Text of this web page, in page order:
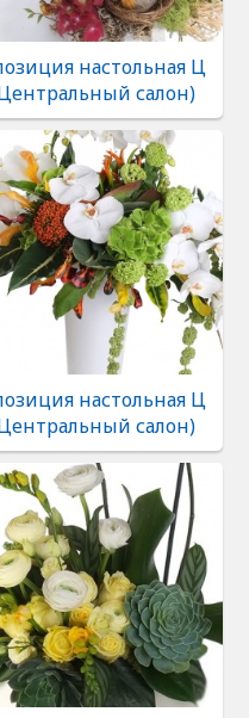
настольная Ц
салон)
настольная Ц
салон)